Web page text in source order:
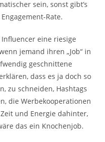
sein, sonst gibt’s
Rate.
eine riesige
jemand ihren „Job“ in
geschnittene
dass es ja doch so
zu schneiden, Hashtags
die Werbekooperationen
und Energie dahinter,
das ein Knochenjob.